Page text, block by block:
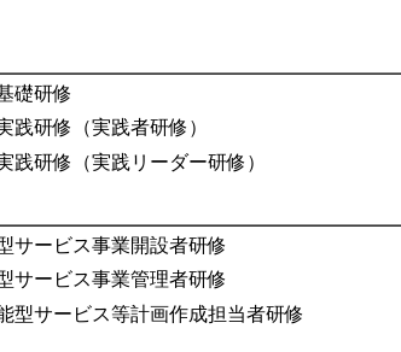
礎研修
践研修（実践者研修）
践研修（実践リーダー研修）
サービス事業開設者研修
サービス事業管理者研修
型サービス等計画作成担当者研修